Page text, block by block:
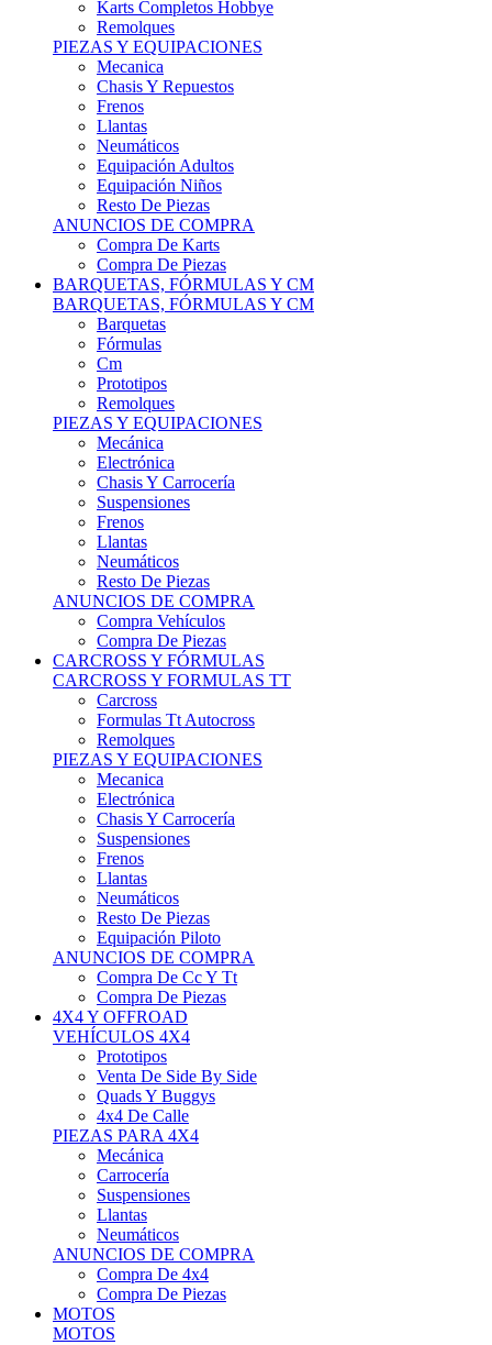
PIEZAS Y EQUIPACIONES
Mecanica
Chasis Y Repuestos
Frenos
Llantas
Neumáticos
Equipación Adultos
Equipación Niños
Resto De Piezas
ANUNCIOS DE COMPRA
Compra De Karts
Compra De Piezas
BARQUETAS, FÓRMULAS Y CM
BARQUETAS, FÓRMULAS Y CM
Barquetas
Fórmulas
Cm
Prototipos
Remolques
PIEZAS Y EQUIPACIONES
Mecánica
Electrónica
Chasis Y Carrocería
Suspensiones
Frenos
Llantas
Neumáticos
Resto De Piezas
ANUNCIOS DE COMPRA
Compra Vehículos
Compra De Piezas
CARCROSS Y FÓRMULAS
CARCROSS Y FORMULAS TT
Carcross
Formulas Tt Autocross
Remolques
PIEZAS Y EQUIPACIONES
Mecanica
Electrónica
Chasis Y Carrocería
Suspensiones
Frenos
Llantas
Neumáticos
Resto De Piezas
Equipación Piloto
ANUNCIOS DE COMPRA
Compra De Cc Y Tt
Compra De Piezas
4X4 Y OFFROAD
VEHÍCULOS 4X4
Prototipos
Venta De Side By Side
Quads Y Buggys
4x4 De Calle
PIEZAS PARA 4X4
Mecánica
Carrocería
Suspensiones
Llantas
Neumáticos
ANUNCIOS DE COMPRA
Compra De 4x4
Compra De Piezas
MOTOS
MOTOS
Motos De Circuito